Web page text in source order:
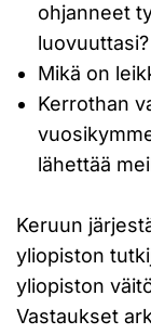
ohjanneet
Mikä on
Kerrothan
lähettää
Keruun
yliopiston
yliopiston
Vastaukset